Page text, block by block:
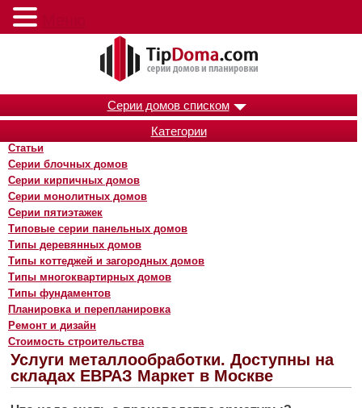
Серии домов списком
Категории
Статьи
Серии блочных домов
Серии кирпичных домов
Серии монолитных домов
Серии пятиэтажек
Типовые серии панельных домов
Типы деревянных домов
Типы коттеджей и загородных домов
Типы многоквартирных домов
Типы фундаментов
Планировка и перепланировка
Ремонт и дизайн
Стоимость строительства
Услуги металлообработки. Доступны на
складах ЕВРАЗ Маркет в Москве